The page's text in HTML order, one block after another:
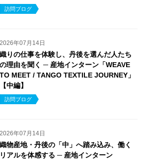
訪問ブログ
2026年07月14日
織りの仕事を体験し、丹後を選んだ人たち
の理由を聞く ─ 産地インターン「WEAVE
TO MEET / TANGO TEXTILE JOURNEY」
【中編】
訪問ブログ
2026年07月14日
織物産地・丹後の「中」へ踏み込み、働く
リアルを体感する ─ 産地インターン